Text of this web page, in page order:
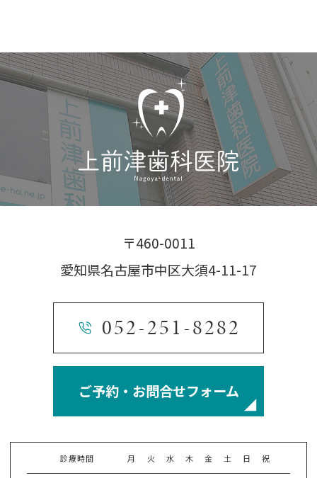
〒460-0011
愛知県名古屋市中区大須4-11-17
052-251-8282
ご予約・お問合せフォーム
診療時間 月 火 水 木 金 土 日 祝